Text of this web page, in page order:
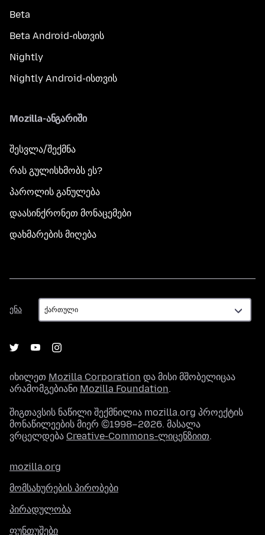
Beta
Beta Android-ისთვის
Nightly
Nightly Android-ისთვის
Mozilla-ანგარიში
შესვლა/შექმნა
რას გულისხმობს ეს?
პაროლის განულება
დაასინქრონეთ მონაცემები
დახმარების მიღება
ენა
ენა
იხილეთ Mozilla Corporation და მისი მშობელიცაა
არამომგებიანი Mozilla Foundation.
შიგთავსის ნაწილი შექმნილია mozilla.org პროექტის
მონაწილეების მიერ ©1998–2026. მასალა
ვრცელდება Creative-Commons-ლიცენზიით.
mozilla.org
მომსახურების პირობები
პირადულობა
ფუნთუშები